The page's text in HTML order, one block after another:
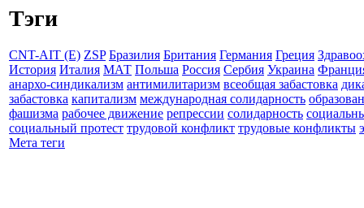
Тэги
CNT-AIT (E) ZSP Бразилия Британия Германия Греция
История Италия МАТ Польша Россия Сербия Украина
анархо-синдикализм антимилитаризм всеобщая забастовка
забастовка капитализм международная солидарность
фашизма рабочее движение репрессии солидарность
социальный протест трудовой конфликт трудовые конфликты
Мета теги